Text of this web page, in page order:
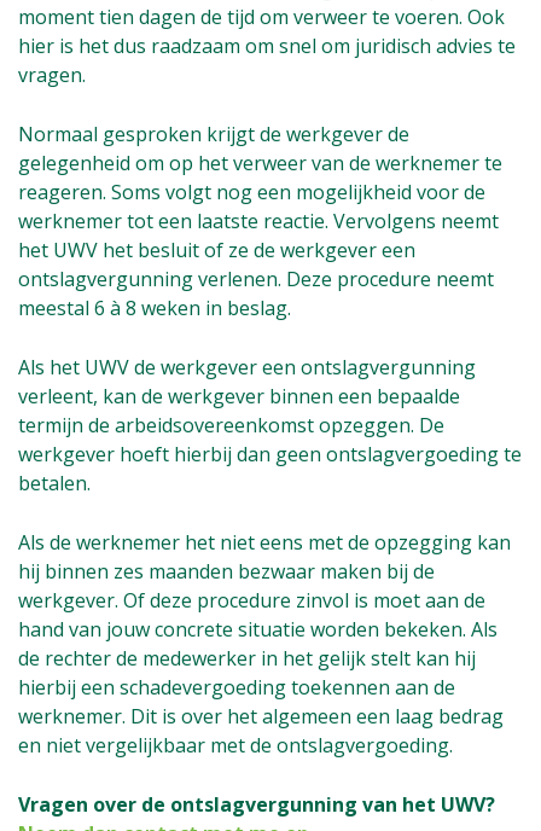
moment tien dagen de tijd om verweer te voeren. Ook
hier is het dus raadzaam om snel om juridisch advies te
vragen.
Normaal gesproken krijgt de werkgever de
gelegenheid om op het verweer van de werknemer te
reageren. Soms volgt nog een mogelijkheid voor de
werknemer tot een laatste reactie. Vervolgens neemt
het UWV het besluit of ze de werkgever een
ontslagvergunning verlenen. Deze procedure neemt
meestal 6 à 8 weken in beslag.
Als het UWV de werkgever een ontslagvergunning
verleent, kan de werkgever binnen een bepaalde
termijn de arbeidsovereenkomst opzeggen. De
werkgever hoeft hierbij dan geen ontslagvergoeding te
betalen.
Als de werknemer het niet eens met de opzegging kan
hij binnen zes maanden bezwaar maken bij de
werkgever. Of deze procedure zinvol is moet aan de
hand van jouw concrete situatie worden bekeken. Als
de rechter de medewerker in het gelijk stelt kan hij
hierbij een schadevergoeding toekennen aan de
werknemer. Dit is over het algemeen een laag bedrag
en niet vergelijkbaar met de ontslagvergoeding.
Vragen over de ontslagvergunning van het UWV?